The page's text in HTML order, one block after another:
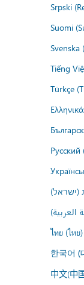
Srpski
Suomi
Svenska
Tiếng
Türkçe
Русский
(ישראל)
العربية)
ไทย (ไทย)
한국어 (
中文(中